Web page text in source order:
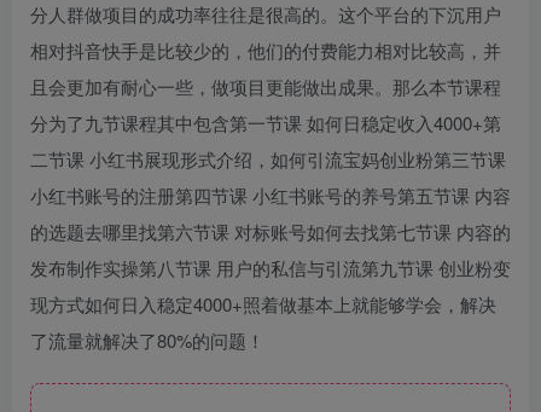
分人群做项目的成功率往往是很高的。这个平台的下沉用户
相对抖音快手是比较少的，他们的付费能力相对比较高，并
且会更加有耐心一些，做项目更能做出成果。那么本节课程
分为了九节课程其中包含第一节课 如何日稳定收入4000+第
二节课 小红书展现形式介绍，如何引流宝妈创业粉第三节课
小红书账号的注册第四节课 小红书账号的养号第五节课 内容
的选题去哪里找第六节课 对标账号如何去找第七节课 内容的
发布制作实操第八节课 用户的私信与引流第九节课 创业粉变
现方式如何日入稳定4000+照着做基本上就能够学会，解决
了流量就解决了80%的问题！